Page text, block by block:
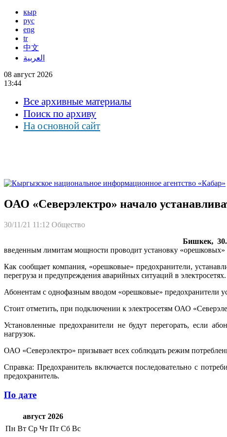
кыр
рус
eng
tr
中文
العربية
08 август 2026
13:44
Все архивные материалы
Поиск по архиву
На основной сайт
ОАО «Северэлектро» начало
30/11/21 11:12 Общество
Бишкек,
введенным лимитам мощности проводит установку
Как сообщает компания, «орешковые» предохранители,
перегруза и предупреждения аварийных ситуаций в электросетях.
Абонентам с однофазным вводом «орешковые» предохранители
Стоит отметить, при подключении к электросетям ОАО
Установленные предохранители не будут перегорать, если
нагрузок.
ОАО «Северэлектро» призывает всех соблюдать режим
Справка: Предохранитель включается последовательно с
предохранитель.
По дате
август 2026
Пн Вт Ср Чт Пт Сб Вс